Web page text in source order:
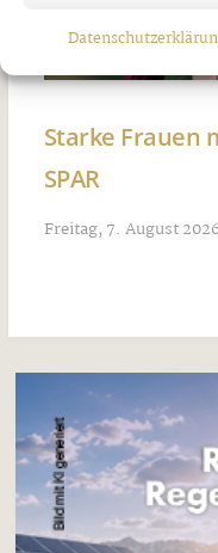
Starke Frauen
SPAR
Freitag, 7. August